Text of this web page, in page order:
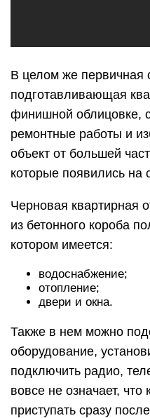
В целом же первичная
подготавливающая
финишной облицовке,
ремонтные работы и
объект от большей
которые появились на
Черновая квартирная
из бетонного короба
котором имеется:
водоснабжение;
отопление;
двери и окна.
Также в нем можно
оборудование,
подключить радио,
вовсе не означает,
приступать сразу